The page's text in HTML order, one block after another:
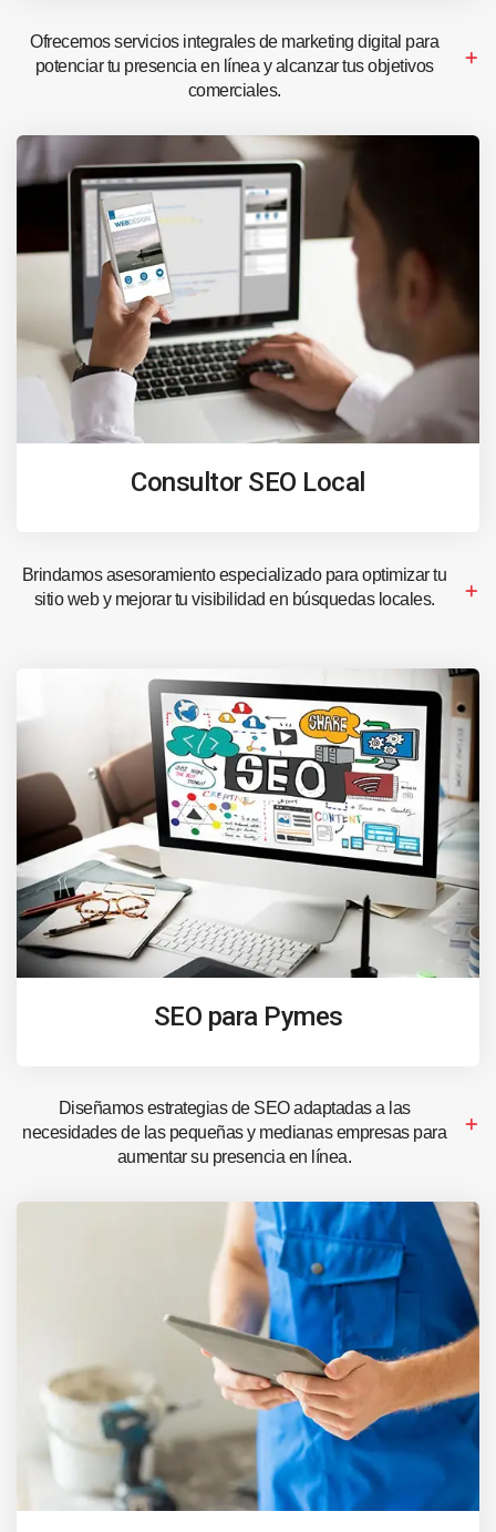
Ofrecemos servicios integrales de marketing digital para
potenciar tu presencia en línea y alcanzar tus objetivos
comerciales.
Consultor SEO Local
Brindamos asesoramiento especializado para optimizar tu
sitio web y mejorar tu visibilidad en búsquedas locales.
SEO para Pymes
Diseñamos estrategias de SEO adaptadas a las
necesidades de las pequeñas y medianas empresas para
aumentar su presencia en línea.